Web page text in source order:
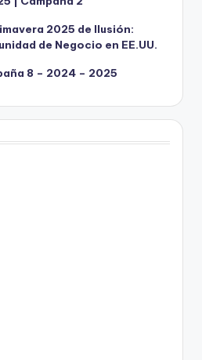
2025 de Ilusión:
de Negocio en EE.UU.
8 – 2024 – 2025